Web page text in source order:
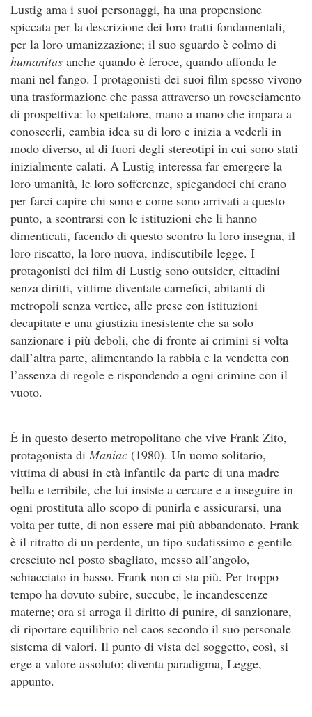
Lustig ama i suoi personaggi, ha una propensione
spiccata per la descrizione dei loro tratti fondamentali,
per la loro umanizzazione; il suo sguardo è colmo di
humanitas anche quando è feroce, quando affonda le
mani nel fango. I protagonisti dei suoi film spesso vivono
una trasformazione che passa attraverso un rovesciamento
di prospettiva: lo spettatore, mano a mano che impara a
conoscerli, cambia idea su di loro e inizia a vederli in
modo diverso, al di fuori degli stereotipi in cui sono stati
inizialmente calati. A Lustig interessa far emergere la
loro umanità, le loro sofferenze, spiegandoci chi erano
per farci capire chi sono e come sono arrivati a questo
punto, a scontrarsi con le istituzioni che li hanno
dimenticati, facendo di questo scontro la loro insegna, il
loro riscatto, la loro nuova, indiscutibile legge. I
protagonisti dei film di Lustig sono outsider, cittadini
senza diritti, vittime diventate carnefici, abitanti di
metropoli senza vertice, alle prese con istituzioni
decapitate e una giustizia inesistente che sa solo
sanzionare i più deboli, che di fronte ai crimini si volta
dall’altra parte, alimentando la rabbia e la vendetta con
l’assenza di regole e rispondendo a ogni crimine con il
vuoto.
È in questo deserto metropolitano che vive Frank Zito,
protagonista di Maniac (1980). Un uomo solitario,
vittima di abusi in età infantile da parte di una madre
bella e terribile, che lui insiste a cercare e a inseguire in
ogni prostituta allo scopo di punirla e assicurarsi, una
volta per tutte, di non essere mai più abbandonato. Frank
è il ritratto di un perdente, un tipo sudatissimo e gentile
cresciuto nel posto sbagliato, messo all’angolo,
schiacciato in basso. Frank non ci sta più. Per troppo
tempo ha dovuto subire, succube, le incandescenze
materne; ora si arroga il diritto di punire, di sanzionare,
di riportare equilibrio nel caos secondo il suo personale
sistema di valori. Il punto di vista del soggetto, così, si
erge a valore assoluto; diventa paradigma, Legge,
appunto.